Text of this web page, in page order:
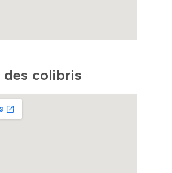
des colibris